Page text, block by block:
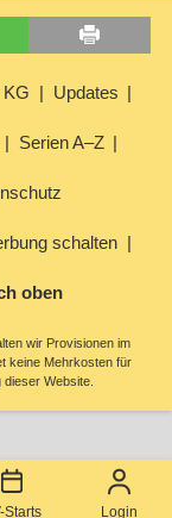
Starts Login
Updates
Serien A–Z
schalten
oben
wir Provisionen im
keine Mehrkosten für
Website.